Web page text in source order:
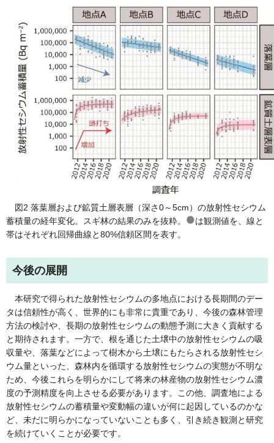
図2 落葉層および鉱質土層表層（深さ0～5cm）の放射性セシウム
蓄積量の経年変化。スギ林の結果のみを抜粋。
は観測値を、線と
帯はそれぞれ回帰曲線と80%信頼区間を表す。
今後の展開
本研究で得られた放射性セシウムの多地点における長期間のデー
タは信頼性が高く、世界的にも非常に貴重であり、今後の森林管理
方法の検討や、長期の放射性セシウムの動態予測に大きく貢献する
と期待されます。一方で、根を通じた土壌中の放射性セシウムの吸
収量や、落葉などによって樹木から土壌にもたらされる放射性セシ
ウム量といった、森林内を循環する放射性セシウムの実態が不明な
ため、今後これらを明らかにして将来の林産物の放射性セシウム濃
度の予測精度を向上させる必要があります。この他、調査地による
放射性セシウムの蓄積量や変動幅の違いが何に起因しているのかな
ど、未だに明らかになっていないことも多く、引き続き観測と研究
を続けていくことが必要です。